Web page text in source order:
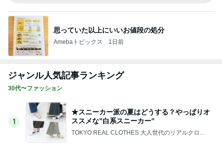
2
あのブランドさんと
ッションブログ
3
「甲子園球場での暑さ対策」参考にしたブロ
グ/40代真夏の甲子園観戦コーデ
*** あやのハピログ ***